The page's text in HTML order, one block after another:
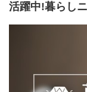
活躍中!暮らし